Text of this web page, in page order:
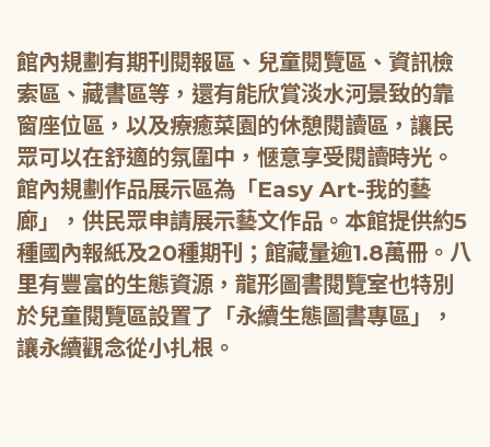
館內規劃有期刊閱報區、兒童閱覽區、資訊檢
索區、藏書區等，還有能欣賞淡水河景致的靠
窗座位區，以及療癒菜園的休憩閱讀區，讓民
眾可以在舒適的氛圍中，愜意享受閱讀時光。
館內規劃作品展示區為「Easy Art-我的藝
廊」，供民眾申請展示藝文作品。本館提供約5
種國內報紙及20種期刊；館藏量逾1.8萬冊。八
里有豐富的生態資源，龍形圖書閱覽室也特別
於兒童閱覽區設置了「永續生態圖書專區」，